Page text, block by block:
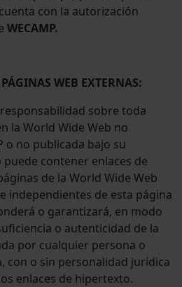
con la autorización
WECAMP.
WEB EXTERNAS:
sobre toda
la World Wide Web no
o no publicada bajo su
contener enlaces de
de la World Wide Web
independientes de esta página
o garantizará, en modo
o autenticidad de la
por cualquier persona o
con o sin personalidad jurídica
enlaces de hipertexto.